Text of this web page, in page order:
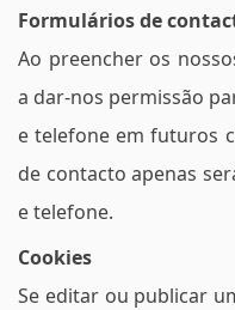
Formulários de
Ao preencher os
a dar-nos permissão
e telefone em futuros
de contacto apenas
e telefone.
Cookies
Se editar ou publicar